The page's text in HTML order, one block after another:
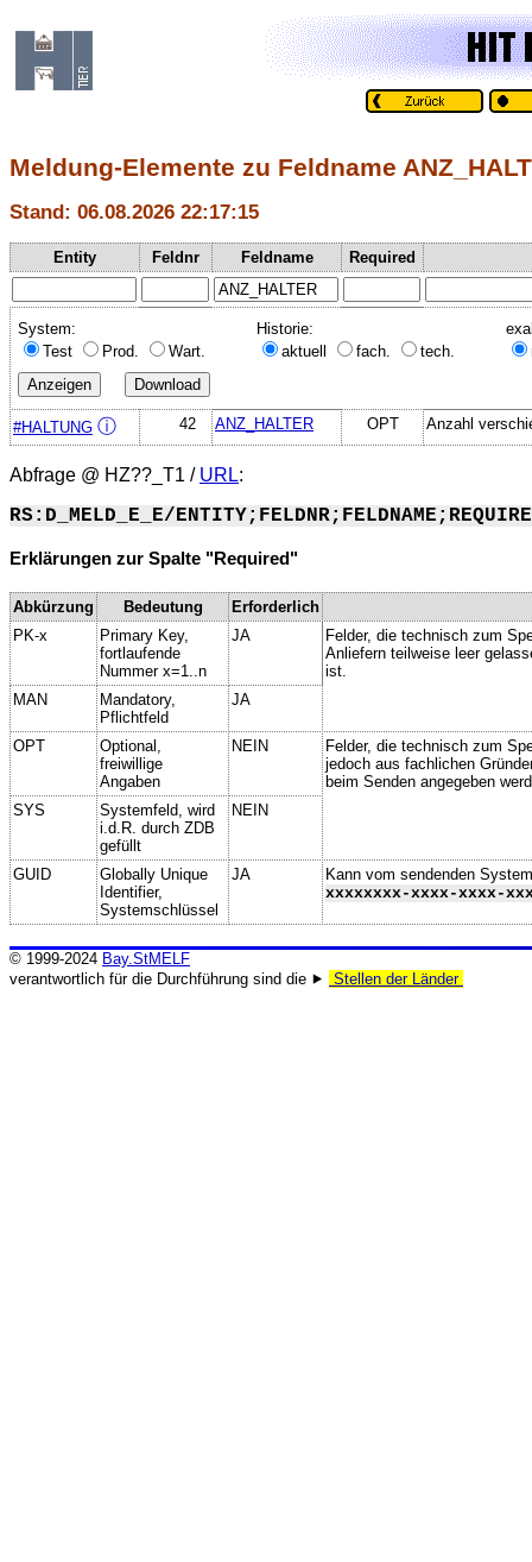
Meldung-Elemente zu Feldname
Stand: 06.08.2026 22:17:15
Entity Feldnr Feldname Required
System:
Test
Prod. Wart.
Historie:
aktuell
fach. tech.
#HALTUNG ⓘ 42 ANZ_HALTER OPT Anzahl
Abfrage @ HZ??_T1 / URL:
RS:D_MELD_E_E/
Erklärungen zur Spalte "Required"
Abkürzung Bedeutung
Erforderlich
PK-x
Primary Key,
fortlaufende
Nummer x=1..n
JA
Felder, die technisch zum
Anliefern teilweise leer
ist.
MAN
Mandatory,
Pflichtfeld
JA
OPT
Optional,
freiwillige
Angaben
NEIN
Felder, die technisch zum
jedoch aus fachlichen
beim Senden angegeben
SYS
Systemfeld, wird
i.d.R. durch ZDB
gefüllt
NEIN
GUID
Globally Unique
Identifier,
Systemschlüssel
JA
Kann vom sendenden
xxxxxxxx-xxxx-xxxx-
© 1999-2024 Bay.StMELF
verantwortlich für die Durchführung sind die ⯈
Stellen der Länder